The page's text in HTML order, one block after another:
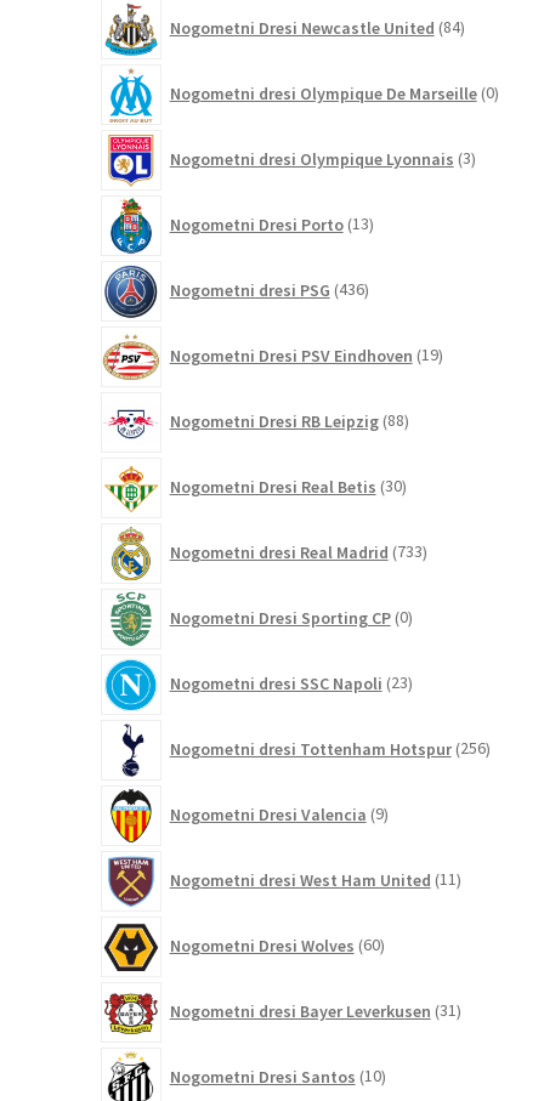
Nogometni Dresi Newcastle United 84izdelkov
Nogometni dresi Olympique De Marseille 0
Nogometni dresi Olympique Lyonnais 3izdelki
Nogometni Dresi Porto 13izdelkov
Nogometni dresi PSG 436izdelkov
Nogometni Dresi PSV Eindhoven 19izdelkov
Nogometni Dresi RB Leipzig 88izdelkov
Nogometni Dresi Real Betis 30izdelkov
Nogometni dresi Real Madrid 733izdelkov
Nogometni Dresi Sporting CP 0izdelkov
Nogometni dresi SSC Napoli 23izdelkov
Nogometni dresi Tottenham Hotspur 256
Nogometni Dresi Valencia 9izdelkov
Nogometni dresi West Ham United 11izdelkov
Nogometni Dresi Wolves 60izdelkov
Nogometni dresi Bayer Leverkusen 31izdelkov
Nogometni Dresi Santos 10izdelkov